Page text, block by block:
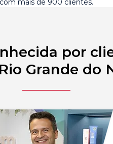
com mais de 900 clientes.
por
Grande do